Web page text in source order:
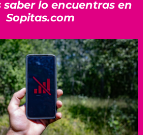
saber lo encuentras en
Sopitas.com